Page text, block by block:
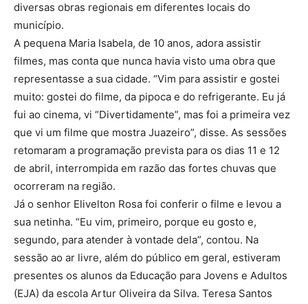
diversas obras regionais em diferentes locais do
município.
A pequena Maria Isabela, de 10 anos, adora assistir
filmes, mas conta que nunca havia visto uma obra que
representasse a sua cidade. “Vim para assistir e gostei
muito: gostei do filme, da pipoca e do refrigerante. Eu já
fui ao cinema, vi “Divertidamente”, mas foi a primeira vez
que vi um filme que mostra Juazeiro”, disse. As sessões
retomaram a programação prevista para os dias 11 e 12
de abril, interrompida em razão das fortes chuvas que
ocorreram na região.
Já o senhor Elivelton Rosa foi conferir o filme e levou a
sua netinha. “Eu vim, primeiro, porque eu gosto e,
segundo, para atender à vontade dela”, contou. Na
sessão ao ar livre, além do público em geral, estiveram
presentes os alunos da Educação para Jovens e Adultos
(EJA) da escola Artur Oliveira da Silva. Teresa Santos